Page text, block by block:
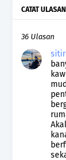
CATAT ULASAN
36 Ulasan